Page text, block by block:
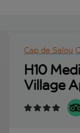
Cap de Salou
H10
Village